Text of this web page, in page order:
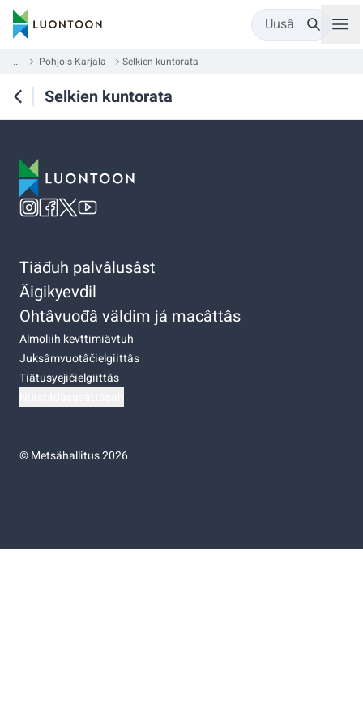
Uusâ
... Pohjois-Karjala Selkien kuntorata
Selkien kuntorata
Tiäđuh palvâlusâst
Äigikyevdil
Ohtâvuođâ väldim já macâttâs
Almoliih kevttimiävtuh
Juksâmvuotâčielgiittâs
Tiätusyejičielgiittâs
©Metsähallitus 2026